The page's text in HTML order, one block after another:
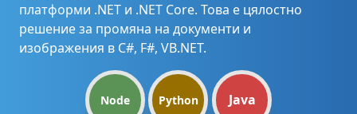
платформи .NET и .NET Core. Това е цялостно
решение за промяна на документи и
изображения в C#, F#, VB.NET.
Node Python Java